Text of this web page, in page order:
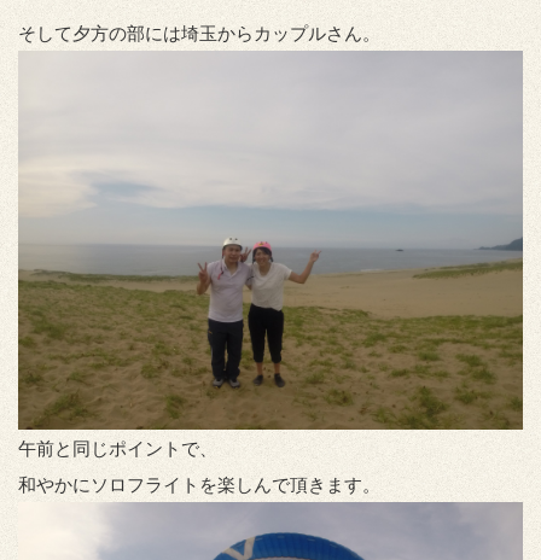
そして夕方の部には埼玉からカップルさん。
午前と同じポイントで、
和やかにソロフライトを楽しんで頂きます。